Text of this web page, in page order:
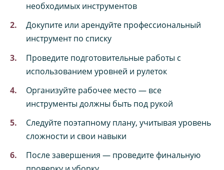
необходимых инструментов
Докупите или арендуйте профессиональный
инструмент по списку
Проведите подготовительные работы с
использованием уровней и рулеток
Организуйте рабочее место — все
инструменты должны быть под рукой
Следуйте поэтапному плану, учитывая уровень
сложности и свои навыки
После завершения — проведите финальную